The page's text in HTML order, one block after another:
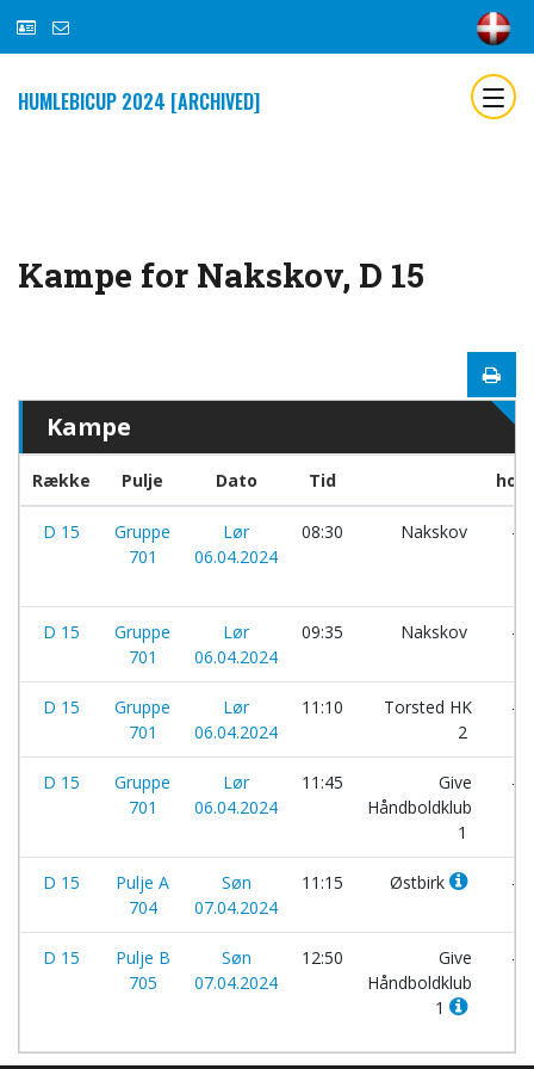
HUMLEBICUP 2024 [ARCHIVED]
Kampe for Nakskov, D 15
Kampe
Række Pulje Dato Tid hold
D 15
Gruppe
701
Lør
06.04.2024
08:30 Nakskov -
D 15
Gruppe
701
Lør
06.04.2024
09:35 Nakskov -
D 15
Gruppe
701
Lør
06.04.2024
11:10
Torsted HK
2
-
D 15
Gruppe
701
Lør
06.04.2024
11:45
Give
Håndboldklub
1
-
D 15
Pulje A
704
Søn
07.04.2024
11:15 Østbirk -
D 15
Pulje B
705
Søn
07.04.2024
12:50
Give
Håndboldklub
1
-